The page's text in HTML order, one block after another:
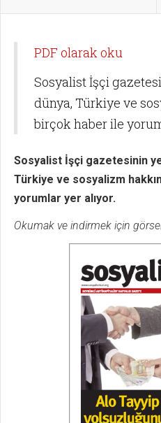
PDF olarak oku
Sosyalist İşçi
dünya, Türkiye ve
birçok haber ile
Sosyalist İşçi gazetesinin
Türkiye ve sosyalizm
yorumlar yer alıyor.
Okumak ve indirmek için